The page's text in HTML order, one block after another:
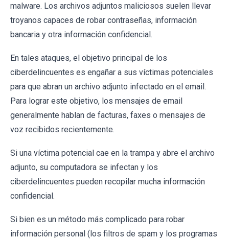
malware. Los archivos adjuntos maliciosos suelen llevar
troyanos capaces de robar contraseñas, información
bancaria y otra información confidencial.
En tales ataques, el objetivo principal de los
ciberdelincuentes es engañar a sus víctimas potenciales
para que abran un archivo adjunto infectado en el email.
Para lograr este objetivo, los mensajes de email
generalmente hablan de facturas, faxes o mensajes de
voz recibidos recientemente.
Si una víctima potencial cae en la trampa y abre el archivo
adjunto, su computadora se infectan y los
ciberdelincuentes pueden recopilar mucha información
confidencial.
Si bien es un método más complicado para robar
información personal (los filtros de spam y los programas